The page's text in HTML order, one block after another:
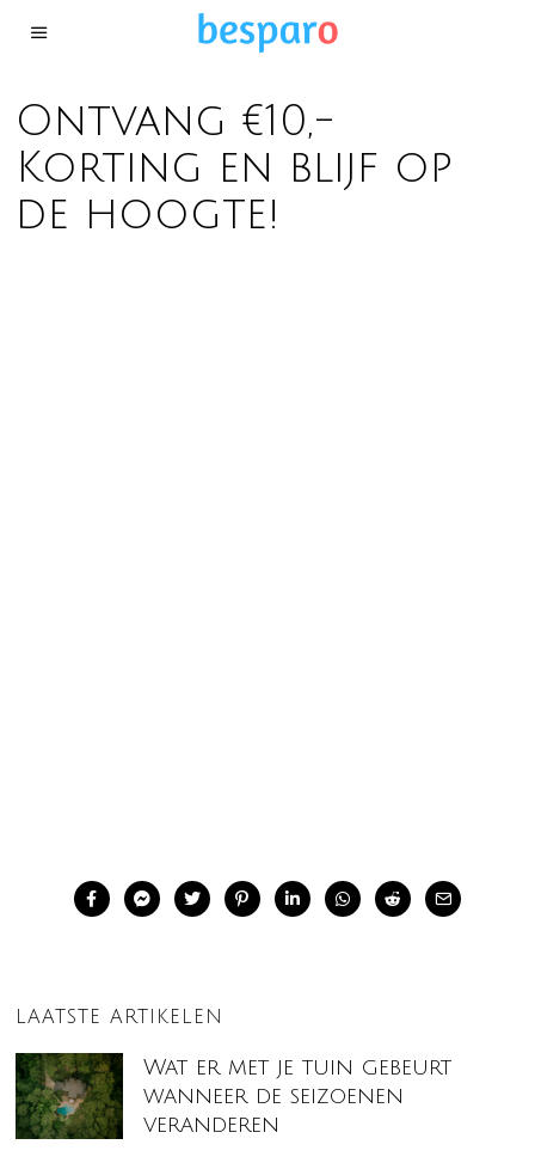
Ontvang €10,-
Korting en blijf op
de hoogte!
LAATSTE ARTIKELEN
Wat er met je tuin gebeurt
wanneer de seizoenen
veranderen